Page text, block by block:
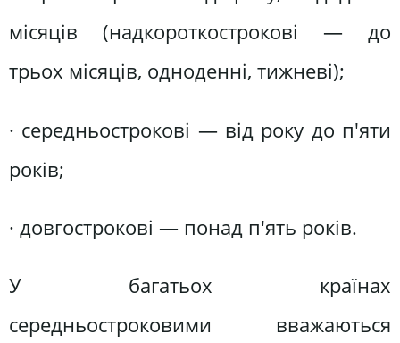
місяців (надкороткострокові — до
трьох місяців, одноденні, тижневі);
· середньострокові — від року до п'яти
років;
· довгострокові — понад п'ять років.
У багатьох країнах
середньостроковими вважаються